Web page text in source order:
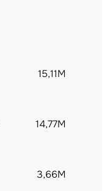
15,11M
14,77M
3,66M